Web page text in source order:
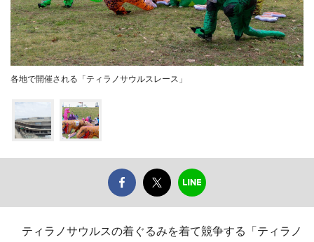
各地で開催される「ティラノサウルスレース」
ティラノサウルスの着ぐるみを着て競争する「ティラノ